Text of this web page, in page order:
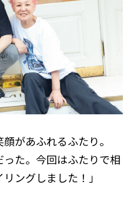
があふれるふたり。
った。今回はふたりで相
ングしました！」